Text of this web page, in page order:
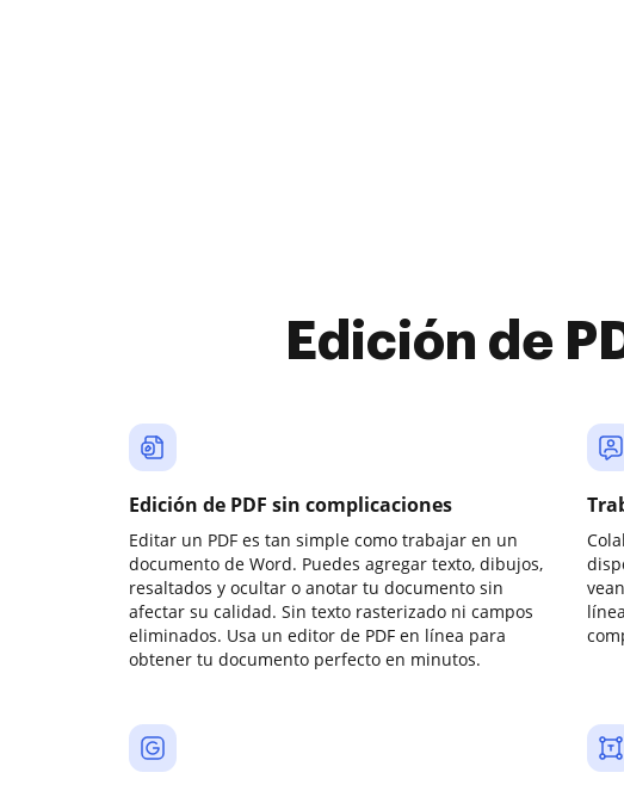
Edición de
Edición de PDF sin complicaciones
Editar un PDF es tan simple como trabajar en un
documento de Word. Puedes agregar texto, dibujos,
resaltados y ocultar o anotar tu documento sin
afectar su calidad. Sin texto rasterizado ni campos
eliminados. Usa un editor de PDF en línea para
obtener tu documento perfecto en minutos.